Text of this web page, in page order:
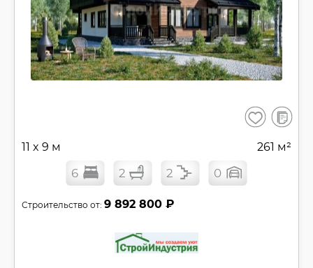
Сохранить
В
11 x 9 м 261 м²
6 2 2 0
Строительство от: 9 892 800 ₽